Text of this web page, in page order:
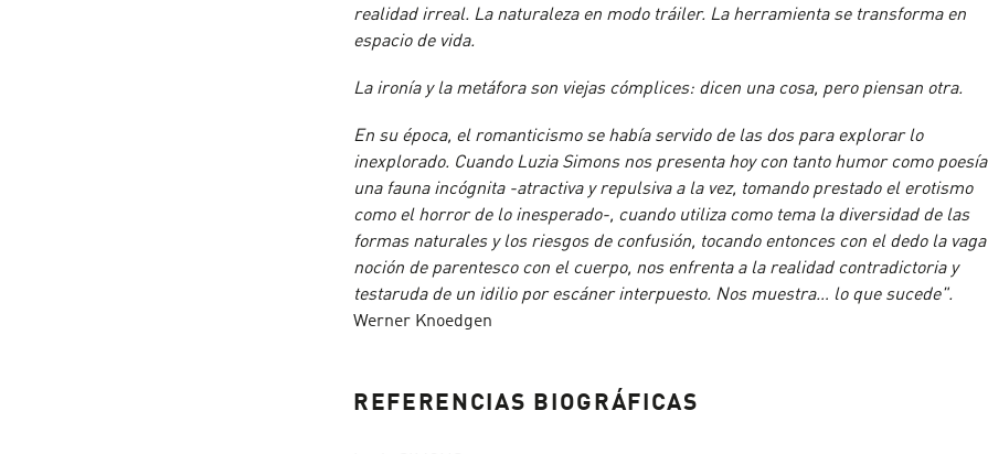
realidad irreal. La naturaleza en modo tráiler. La herramienta se transforma en
espacio de vida.
La ironía y la metáfora son viejas cómplices: dicen una cosa, pero piensan otra.
En su época, el romanticismo se había servido de las dos para explorar lo
inexplorado. Cuando Luzia Simons nos presenta hoy con tanto humor como poesía
una fauna incógnita -atractiva y repulsiva a la vez, tomando prestado el erotismo
como el horror de lo inesperado-, cuando utiliza como tema la diversidad de las
formas naturales y los riesgos de confusión, tocando entonces con el dedo la vaga
noción de parentesco con el cuerpo, nos enfrenta a la realidad contradictoria y
testaruda de un idilio por escáner interpuesto. Nos muestra… lo que sucede".
Werner Knoedgen
REFERENCIAS BIOGRÁFICAS